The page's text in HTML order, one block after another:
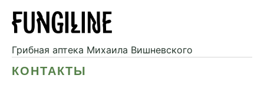
Грибная аптека Михаила Вишневского
КОНТАКТЫ